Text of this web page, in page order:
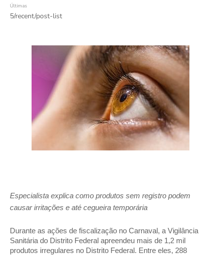
Últimas
5/recent/post-list
Especialista explica como produtos sem registro podem
causar irritações e até cegueira temporária
Durante as ações de fiscalização no Carnaval, a Vigilância
Sanitária do Distrito Federal apreendeu mais de 1,2 mil
produtos irregulares no Distrito Federal. Entre eles, 288